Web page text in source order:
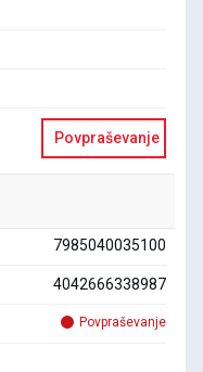
Povpraševanje
7985040035100
4042666338987
Povpraševanje